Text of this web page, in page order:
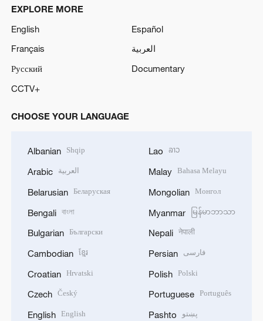
EXPLORE MORE
English
Español
Français
العربية
Русский
Documentary
CCTV+
CHOOSE YOUR LANGUAGE
Albanian Shqip
Arabic العربية
Belarusian Беларуская
Bengali বাংলা
Bulgarian Български
Cambodian ខ្មែរ
Croatian Hrvatski
Czech Český
English English
Lao ລາວ
Malay Bahasa Melayu
Mongolian Монгол
Myanmar မြန်မာဘာသာ
Nepali नेपाली
Persian فارسی
Polish Polski
Portuguese Português
Pashto پښتو